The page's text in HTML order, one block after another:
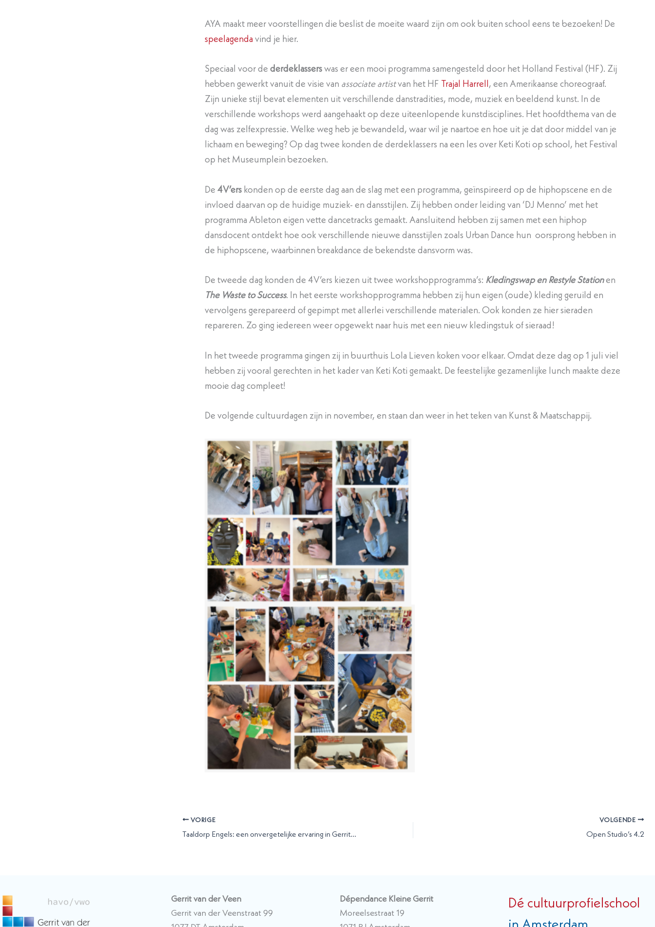
AYA maakt meer voorstellingen die beslist de moeite waard zijn om ook buiten school eens te bezoeken! De
speelagenda vind je hier.
Speciaal voor de derdeklasserswas er een mooi programma samengesteld door het Holland Festival (HF). Zij
hebben gewerkt vanuit de visie van associate artistvan het HF Trajal Harrell, een Amerikaanse choreograaf.
Zijn unieke stijl bevat elementen uit verschillende danstradities, mode, muziek en beeldend kunst. In de
verschillende workshops werd aangehaakt op deze uiteenlopende kunstdisciplines. Het hoofdthema van de
dag was zelfexpressie. Welke weg heb je bewandeld, waar wil je naartoe en hoe uit je dat door middel van je
lichaam en beweging? Op dag twee konden de derdeklassers na een les over Keti Koti op school, het Festival
op het Museumplein bezoeken.
De 4V’erskonden op de eerste dag aan de slag met een programma, geïnspireerd op de hiphopscene en de
invloed daarvan op de huidige muziek- en dansstijlen. Zij hebben onder leiding van ‘DJ Menno’ met het
programma Ableton eigen vette dancetracks gemaakt. Aansluitend hebben zij samen met een hiphop
dansdocent ontdekt hoe ook verschillende nieuwe dansstijlen zoals Urban Dance hun oorsprong hebben in
de hiphopscene, waarbinnen breakdance de bekendste dansvorm was.
De tweede dag konden de 4V’ers kiezen uit twee workshopprogramma’s: Kledingswap en Restyle Station en
The Waste to Success. In het eerste workshopprogramma hebben zij hun eigen (oude) kleding geruild en
vervolgens gerepareerd of gepimpt met allerlei verschillende materialen. Ook konden ze hier sieraden
repareren. Zo ging iedereen weer opgewekt naar huis met een nieuw kledingstuk of sieraad!
In het tweede programma gingen zij in buurthuis Lola Lieven koken voor elkaar. Omdat deze dag op 1 juli viel
hebben zij vooral gerechten in het kader van Keti Koti gemaakt. De feestelijke gezamenlijke lunch maakte deze
mooie dag compleet!
De volgende cultuurdagen zijn in november, en staan dan weer in het teken van Kunst & Maatschappij.
VORIGE
Taaldorp Engels: een onvergetelijke ervaring in Gerritville!
VOLGENDE
Open Studio’s 4.2
Gerrit van der Veen
Gerrit van der Veenstraat 99
Dépendance Kleine Gerrit
Moreelsestraat 19
Dé cultuurprofielschool